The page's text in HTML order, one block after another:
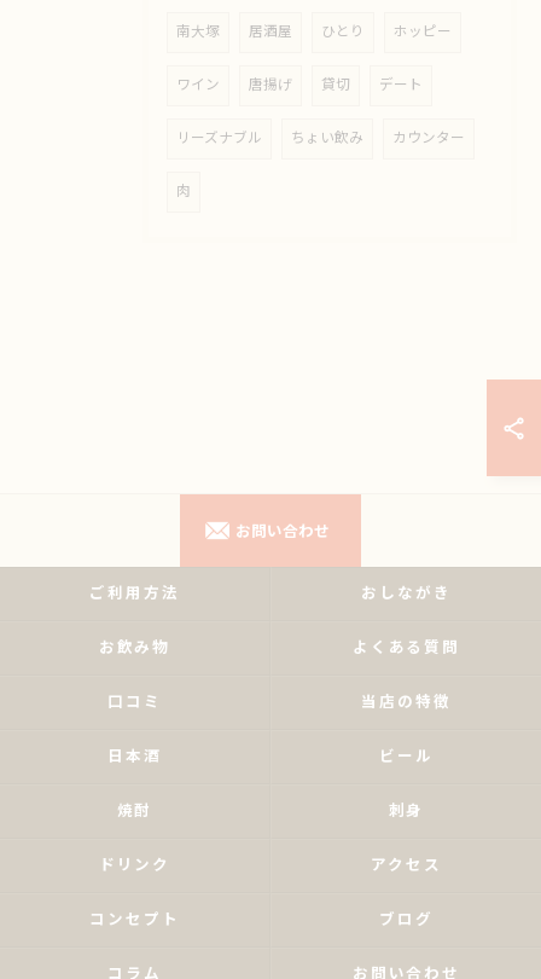
南大塚 居酒屋 ひとり ホッピー
ワイン 唐揚げ 貸切 デート
リーズナブル ちょい飲み カウンター
肉
お問い合わせ
ご利用方法 おしながき
お飲み物 よくある質問
口コミ 当店の特徴
日本酒 ビール
焼酎 刺身
ドリンク アクセス
コンセプト ブログ